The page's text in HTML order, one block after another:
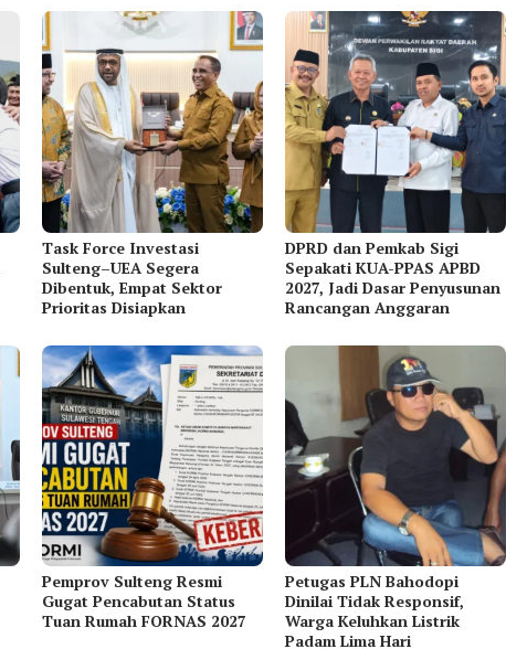
Task Force Investasi
Sulteng–UEA Segera
Dibentuk, Empat Sektor
Prioritas Disiapkan
DPRD dan Pemkab Sigi
Sepakati KUA-PPAS APBD
2027, Jadi Dasar Penyusunan
Rancangan Anggaran
Pemprov Sulteng Resmi
Gugat Pencabutan Status
Tuan Rumah FORNAS 2027
Petugas PLN Bahodopi
Dinilai Tidak Responsif,
Warga Keluhkan Listrik
Padam Lima Hari